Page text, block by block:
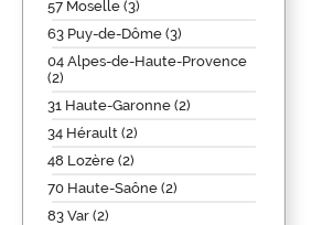
57 Moselle (3)
63 Puy-de-Dôme (3)
04 Alpes-de-Haute-Provence
(2)
31 Haute-Garonne (2)
34 Hérault (2)
48 Lozère (2)
70 Haute-Saône (2)
83 Var (2)